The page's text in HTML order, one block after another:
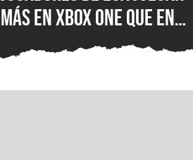
más en XBOX One que en
XBOX Series X|S: encuesta
muestra el desastre de
Microsoft en uno de los